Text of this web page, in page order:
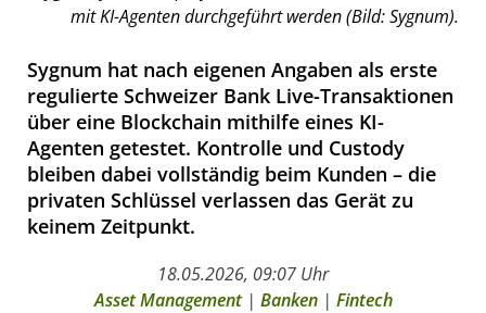
mit KI-Agenten durchgeführt werden (Bild: Sygnum).
Sygnum hat nach eigenen Angaben als erste
regulierte Schweizer Bank Live-Transaktionen
über eine Blockchain mithilfe eines KI-
Agenten getestet. Kontrolle und Custody
bleiben dabei vollständig beim Kunden – die
privaten Schlüssel verlassen das Gerät zu
keinem Zeitpunkt.
18.05.2026, 09:07 Uhr
Asset Management| Banken| Fintech